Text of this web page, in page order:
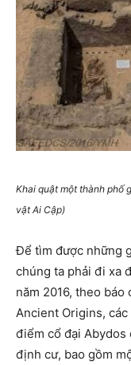
Khai quật một thành phố
vật Ai Cập)
Để tìm được những
chúng ta phải đi xa
năm 2016, theo
Ancient Origins,
điểm cổ đại Abydos
định cư, bao gồm